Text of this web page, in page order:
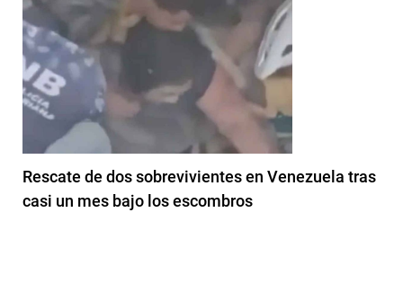
Rescate de dos sobrevivientes en Venezuela tras
casi un mes bajo los escombros